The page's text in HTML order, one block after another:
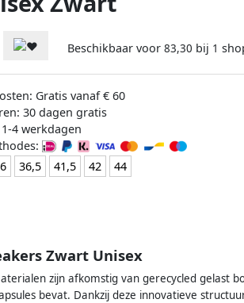
Beschikbaar voor 83,30 bij 1
Gratis vanaf € 60
30 dagen gratis
4 werkdagen
36,5 41,5 42 44
Zwart Unisex
zijn afkomstig van gerecycled gelast
bevat. Dankzij deze innovatieve